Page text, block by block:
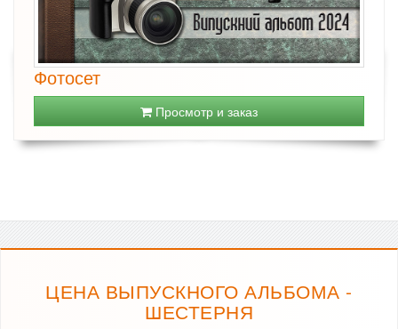
Фотосет
Просмотр и заказ
ЦЕНА ВЫПУСКНОГО АЛЬБОМА -
ШЕСТЕРНЯ